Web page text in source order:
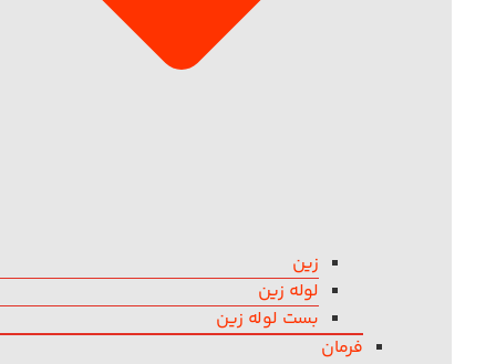
زین
لوله زین
بست لوله زین
فرمان